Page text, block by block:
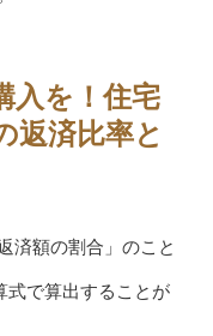
入を！住宅
返済比率と
済額の割合」のこと
式で算出することが